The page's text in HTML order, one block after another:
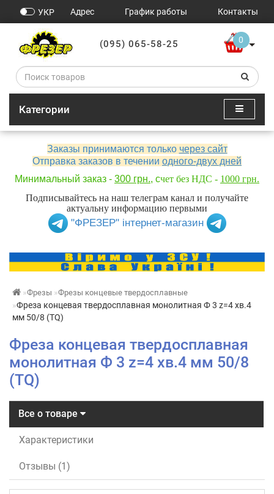
УКР Адрес График работы Контакты
Категории
(095) 065-58-25 0
Заказы принимаются только через сайт
Отправка заказов в течении одного-двух дней
Минимальный заказ - 300 грн., счет без НДС - 1000 грн.
Подписывайтесь на наш телеграм канал и получайте
актуальну информацию первыми
"ФРЕЗЕР" інтернет-магазин
Фрезы Фрезы концевые твердосплавные
Фреза концевая твердосплавная монолитная Ф 3 z=4 хв.4
мм 50/8 (TQ)
Фреза концевая твердосплавная
монолитная Ф 3 z=4 хв.4 мм 50/8
(TQ)
Все о товаре
Характеристики
Отзывы (1)